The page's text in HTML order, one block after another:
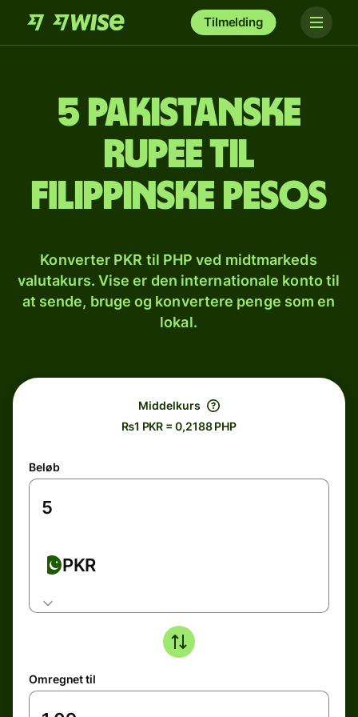
Tilmelding
5 pakistanske
rupee til
filippinske pesos
Konverter PKR til PHP ved midtmarkeds
valutakurs. Vise er den internationale konto til
at sende, bruge og konvertere penge som en
lokal.
Middelkurs
₨1 PKR = 0,2188 PHP
Beløb
PKR
Omregnet til